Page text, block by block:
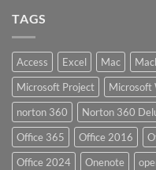
TAGS
Access Excel Mac
Microsoft Project
Microsoft
norton 360
Norton 360
Office 365
Office 2016
Office 2024
Onenote